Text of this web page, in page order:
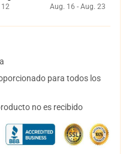
Aug. 16 - Aug. 23
para todos los
no es recibido